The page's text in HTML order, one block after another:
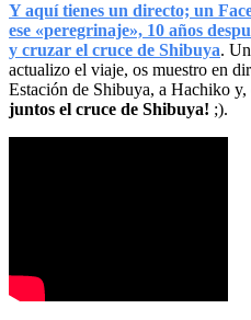
Y aquí tienes un directo; un
ese «peregrinaje», 10 años
y cruzar el cruce de Shibuya.
actualizo el viaje, os muestro en
Estación de Shibuya, a Hachiko
juntos el cruce de Shibuya! ;).